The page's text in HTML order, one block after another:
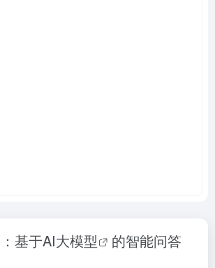
：基于AI大模型 的智能问答